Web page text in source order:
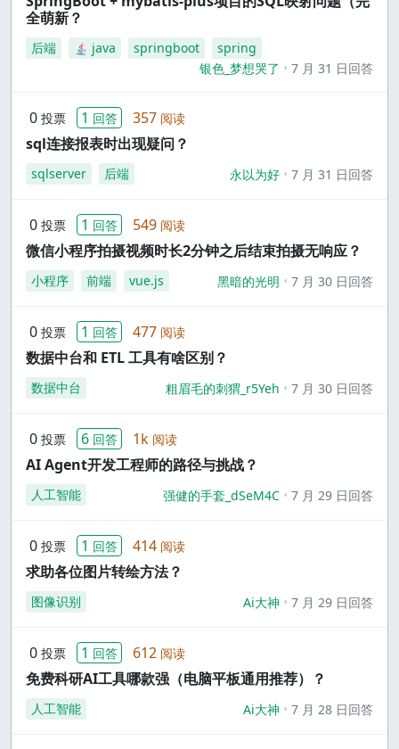
全萌新？
后端 java springboot
spring
银色_梦想哭了
7 月 31 日回答
0 投票 1 回答 357 阅读
sql连接报表时出现疑问？
sqlserver 后端 永以为好 7 月 31 日回答
0 投票 1 回答 549 阅读
微信小程序拍摄视频时长2分钟之后结束拍摄无响应？
小程序 前端 vue.js 黑暗的光明 7 月 30 日回答
0 投票 1 回答 477 阅读
数据中台和 ETL 工具有啥区别？
数据中台 粗眉毛的刺猬_r5Yeh 7 月 30 日回答
0 投票 6 回答 1k 阅读
AI Agent开发工程师的路径与挑战？
人工智能 强健的手套_dSeM4C 7 月 29 日回答
0 投票 1 回答 414 阅读
求助各位图片转绘方法？
图像识别 Ai大神 7 月 29 日回答
0 投票 1 回答 612 阅读
免费科研AI工具哪款强（电脑平板通用推荐）？
人工智能 Ai大神 7 月 28 日回答